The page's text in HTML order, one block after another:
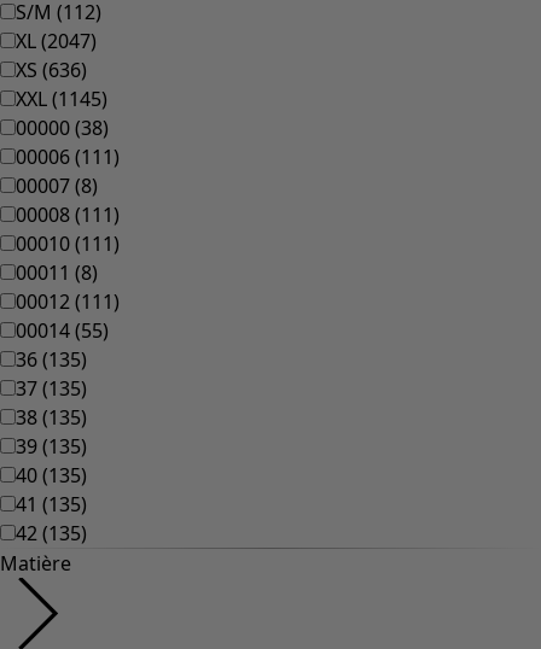
Collections
Dans l'univers du kimono
Monsoon
Étendues champêtres
Coimbatore
Les classiques de Gudrun
Des tournesols pour le HCR